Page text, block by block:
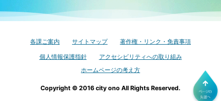
各課ご案内 サイトマップ 著作権・リンク・免責事項
個人情報保護指針
アクセシビリティへの取り組み
ホームページの考え方
Copyright © 2016 city ono All Rights Reserved.